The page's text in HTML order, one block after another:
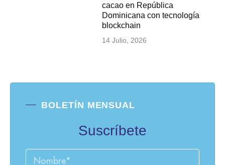
cacao en República
Dominicana con tecnología
blockchain
14 Julio, 2026
BOLETÍN MENSUAL
Suscríbete